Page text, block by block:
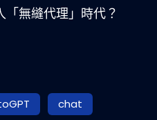
「無縫代理」時代？
chat